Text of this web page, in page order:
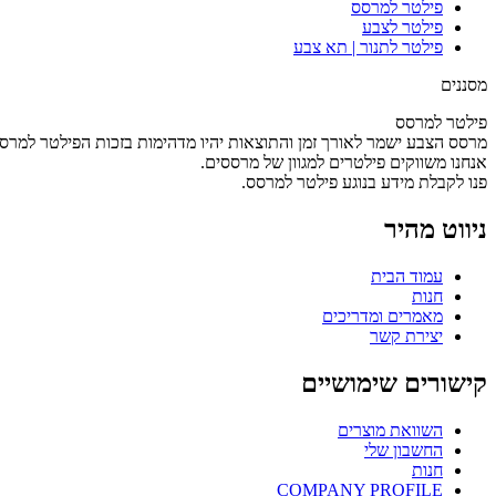
פילטר למרסס
פילטר לצבע
פילטר לתנור | תא צבע
מסננים
פילטר למרסס
מרסס הצבע ישמר לאורך זמן והתוצאות יהיו מדהימות בזכות הפילטר
אנחנו משווקים פילטרים למגוון של מרססים.
פנו לקבלת מידע בנוגע פילטר למרסס.
ניווט מהיר
עמוד הבית
חנות
מאמרים ומדריכים
יצירת קשר
קישורים שימושיים
השוואת מוצרים
החשבון שלי
חנות
COMPANY PROFILE